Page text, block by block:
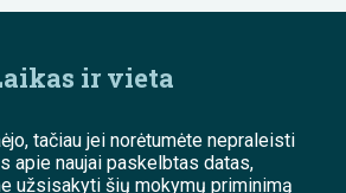
ir vieta
tačiau jei norėtumėte nepraleisti
apie naujai paskelbtas datas,
užsisakyti šių mokymų priminimą